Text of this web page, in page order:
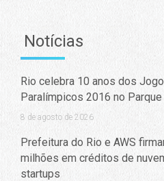
Notícias
Rio celebra 10 anos dos
Paralímpicos 2016 no
8 de agosto de 2026
Prefeitura do Rio e AWS
milhões em créditos de
startups